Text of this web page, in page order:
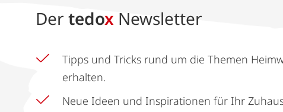
Der tedox Newsletter
Tipps und Tricks rund um die Themen
erhalten.
Neue Ideen und Inspirationen für Ihr